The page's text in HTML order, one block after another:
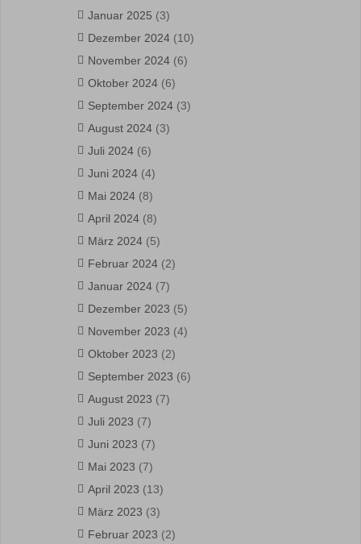
Januar 2025 (3)
Dezember 2024 (10)
November 2024 (6)
Oktober 2024 (6)
September 2024 (3)
August 2024 (3)
Juli 2024 (6)
Juni 2024 (4)
Mai 2024 (8)
April 2024 (8)
März 2024 (5)
Februar 2024 (2)
Januar 2024 (7)
Dezember 2023 (5)
November 2023 (4)
Oktober 2023 (2)
September 2023 (6)
August 2023 (7)
Juli 2023 (7)
Juni 2023 (7)
Mai 2023 (7)
April 2023 (13)
März 2023 (3)
Februar 2023 (2)